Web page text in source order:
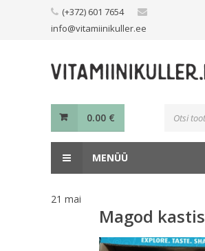
(+372) 601 7654
info@vitamiinikuller.ee
0.00 €
MENÜÜ
21 mai
Magod kastis